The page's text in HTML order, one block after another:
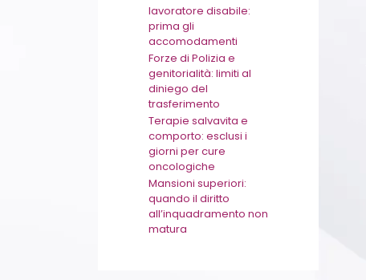
lavoratore disabile:
prima gli
accomodamenti
Forze di Polizia e
genitorialità: limiti al
diniego del
trasferimento
Terapie salvavita e
comporto: esclusi i
giorni per cure
oncologiche
Mansioni superiori:
quando il diritto
all’inquadramento non
matura